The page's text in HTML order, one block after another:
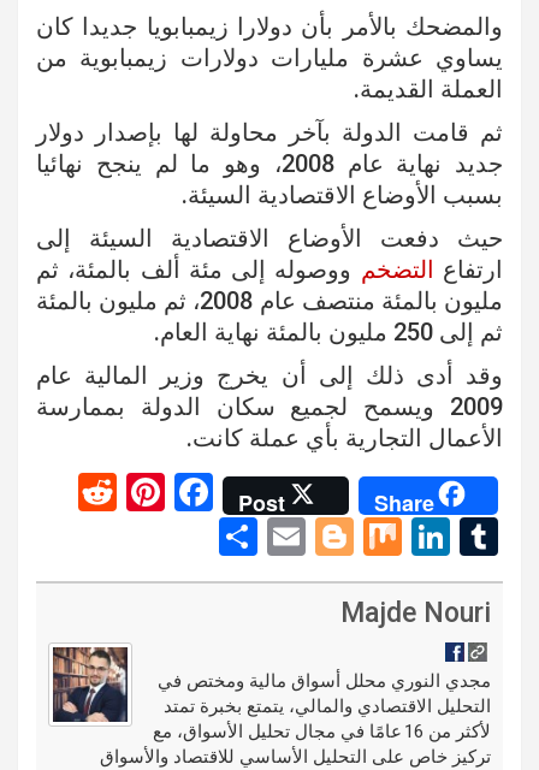
والمضحك بالأمر بأن دولارا زيمبابويا جديدا كان
يساوي عشرة مليارات دولارات زيمبابوية من
العملة القديمة.
ثم قامت الدولة بآخر محاولة لها بإصدار دولار
جديد نهاية عام 2008، وهو ما لم ينجح نهائيا
بسبب الأوضاع الاقتصادية السيئة.
حيث دفعت الأوضاع الاقتصادية السيئة إلى
ارتفاع التضخم ووصوله إلى مئة ألف بالمئة، ثم
مليون بالمئة منتصف عام 2008، ثم مليون بالمئة
ثم إلى 250 مليون بالمئة نهاية العام.
وقد أدى ذلك إلى أن يخرج وزير المالية عام
2009 ويسمح لجميع سكان الدولة بممارسة
الأعمال التجارية بأي عملة كانت.
Share
Post
F
ce
o
k
Pi
er
t
d
t
T
u
m
bl
r
Li
n
ke
n
M
ix
Bl
o
er
E
m
h
Majde Nouri
مجدي النوري محلل أسواق مالية ومختص في
التحليل الاقتصادي والمالي، يتمتع بخبرة تمتد
لأكثر من 16 عامًا في مجال تحليل الأسواق، مع
تركيز خاص على التحليل الأساسي للاقتصاد والأسواق